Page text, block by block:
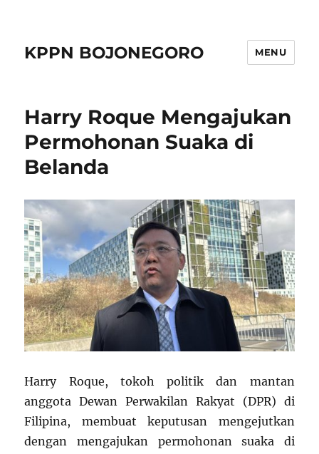
KPPN BOJONEGORO MENU
Harry Roque Mengajukan
Permohonan Suaka di
Belanda
Harry Roque, tokoh politik dan mantan
anggota Dewan Perwakilan Rakyat (DPR) di
Filipina, membuat keputusan mengejutkan
dengan mengajukan permohonan suaka di